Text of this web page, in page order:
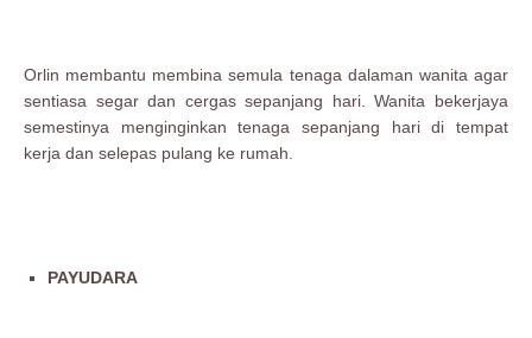
Orlin membantu membina semula tenaga dalaman wanita agar
sentiasa segar dan cergas sepanjang hari. Wanita bekerjaya
semestinya menginginkan tenaga sepanjang hari di tempat
kerja dan selepas pulang ke rumah.
PAYUDARA